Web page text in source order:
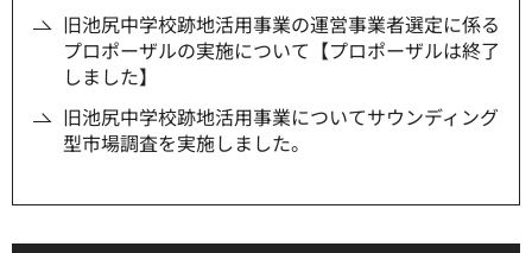
旧池尻中学校跡地活用事業の運営事業者選定に係る
プロポーザルの実施について【プロポーザルは終了
しました】
旧池尻中学校跡地活用事業についてサウンディング
型市場調査を実施しました。